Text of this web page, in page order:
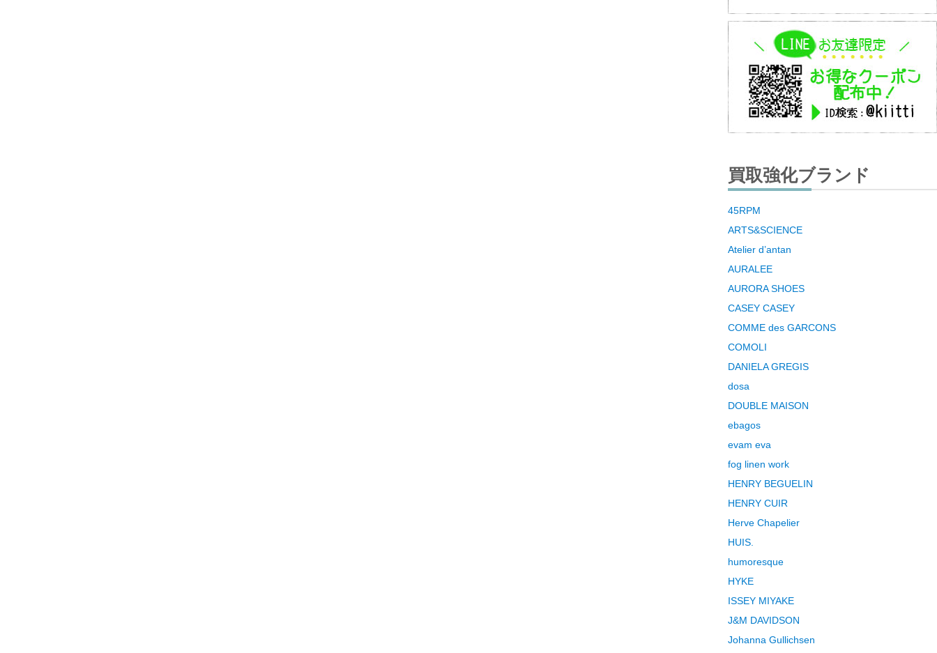
買取強化ブランド
45RPM
ARTS&SCIENCE
Atelier d’antan
AURALEE
AURORA SHOES
CASEY CASEY
COMME des GARCONS
COMOLI
DANIELA GREGIS
dosa
DOUBLE MAISON
ebagos
evam eva
fog linen work
HENRY BEGUELIN
HENRY CUIR
Herve Chapelier
HUIS.
humoresque
HYKE
ISSEY MIYAKE
J&M DAVIDSON
Johanna Gullichsen